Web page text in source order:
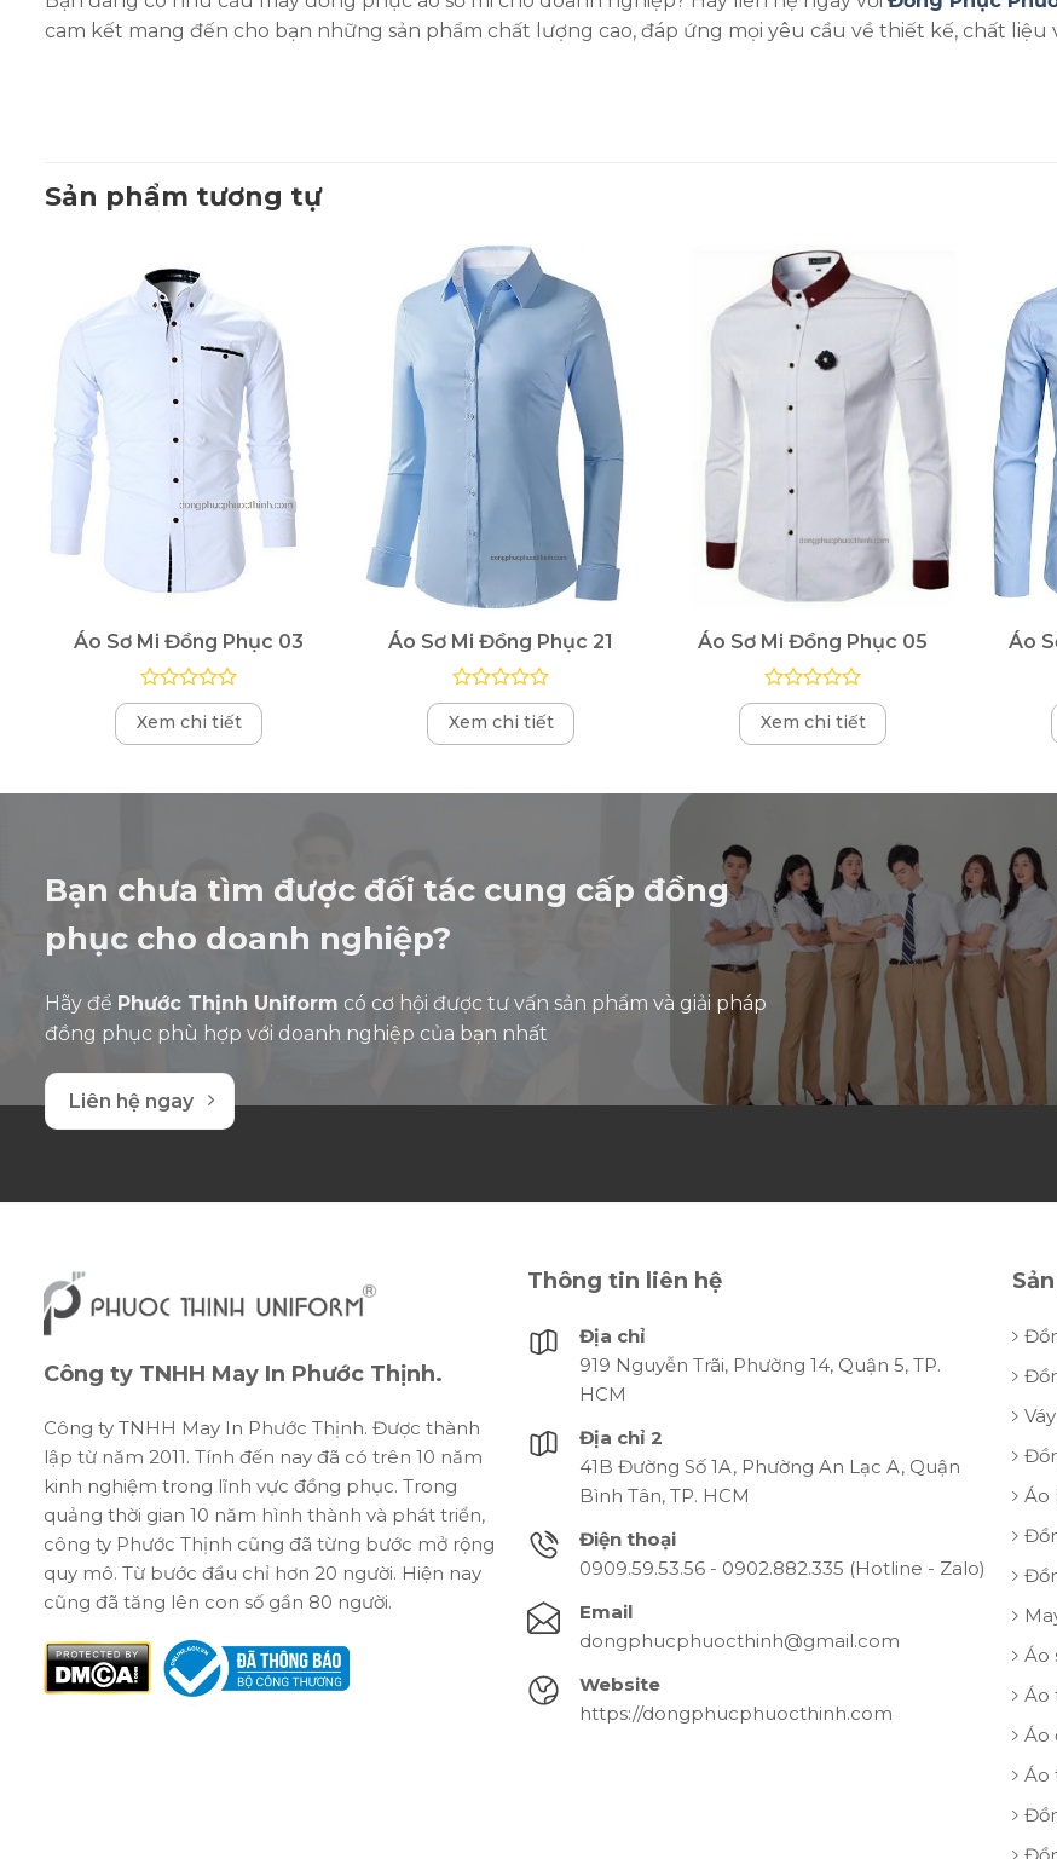
cam kết mang đến cho bạn những sản phẩm chất lượng cao, đáp ứng mọi yêu cầu về thiết kế, chất liệu
Sản phẩm tương tự
Áo Sơ Mi Đồng Phục 03
Được
xếp
hạng
Xem chi tiết
Áo Sơ Mi Đồng Phục 21
Được
xếp
hạng
Xem chi tiết
Áo Sơ Mi Đồng Phục 05
Được
xếp
hạng
Xem chi tiết
Áo
Bạn chưa tìm được đối tác cung cấp đồng
phục cho doanh nghiệp?
Hãy để Phước Thịnh Uniform có cơ hội được tư vấn sản phẩm và giải pháp
đồng phục phù hợp với doanh nghiệp của bạn nhất
Liên hệ ngay
Công ty TNHH May In Phước Thịnh.
Công ty TNHH May In Phước Thịnh. Được thành
lập từ năm 2011. Tính đến nay đã có trên 10 năm
kinh nghiệm trong lĩnh vực đồng phục. Trong
quảng thời gian 10 năm hình thành và phát triển,
công ty Phước Thịnh cũng đã từng bước mở rộng
quy mô. Từ bước đầu chỉ hơn 20 người. Hiện nay
cũng đã tăng lên con số gần 80 người.
Thông tin liên hệ
Địa chỉ
919 Nguyễn Trãi, Phường 14, Quận 5, TP.
HCM
Địa chỉ 2
41B Đường Số 1A, Phường An Lạc A, Quận
Bình Tân, TP. HCM
Điện thoại
0909.59.53.56 - 0902.882.335 (Hotline - Zalo)
Email
dongphucphuocthinh@gmail.com
Website
https://dongphucphuocthinh.com
Áo
Áo
Áo
Áo
Áo